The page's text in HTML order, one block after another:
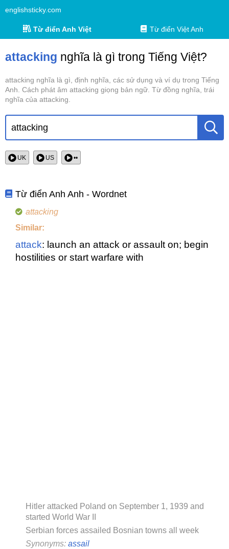
englishsticky.com
Từ điển Anh Việt Từ điển Việt Anh
attacking nghĩa là gì trong Tiếng Việt?
attacking nghĩa là gì, định nghĩa, các sử dụng và ví dụ trong Tiếng
Anh. Cách phát âm attacking giọng bản ngữ. Từ đồng nghĩa, trái
nghĩa của attacking.
UK US ••
Từ điển Anh Anh - Wordnet
attacking
Similar:
attack: launch an attack or assault on; begin
hostilities or start warfare with
Hitler attacked Poland on September 1, 1939 and
started World War II
Serbian forces assailed Bosnian towns all week
Synonyms: assail